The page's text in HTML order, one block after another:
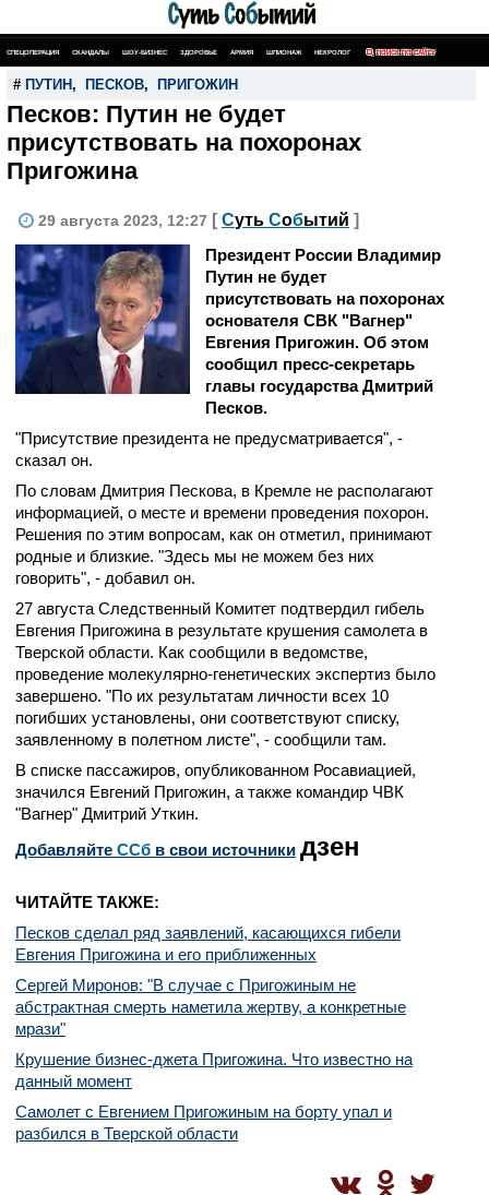
СПЕЦОПЕРАЦИЯ СКАНДАЛЫ ШОУ-БИЗНЕС ЗДОРОВЬЕ АРМИЯ ШПИОНАЖ НЕКРОЛОГ ПОИСК ПО САЙТУ
# ПУТИН , ПЕСКОВ, ПРИГОЖИН
Песков: Путин не будет
присутствовать на похоронах
Пригожина
29 августа 2023, 12:27 [ Суть Событий ]
Президент России Владимир
Путин не будет
присутствовать на похоронах
основателя СВК "Вагнер"
Евгения Пригожин. Об этом
сообщил пресс-секретарь
главы государства Дмитрий
Песков.
"Присутствие президента не предусматривается", -
сказал он.
По словам Дмитрия Пескова, в Кремле не располагают
информацией, о месте и времени проведения похорон.
Решения по этим вопросам, как он отметил, принимают
родные и близкие. "Здесь мы не можем без них
говорить", - добавил он.
27 августа Следственный Комитет подтвердил гибель
Евгения Пригожина в результате крушения самолета в
Тверской области. Как сообщили в ведомстве,
проведение молекулярно-генетических экспертиз было
завершено. "По их результатам личности всех 10
погибших установлены, они соответствуют списку,
заявленному в полетном листе", - сообщили там.
В списке пассажиров, опубликованном Росавиацией,
значился Евгений Пригожин, а также командир ЧВК
"Вагнер" Дмитрий Уткин.
Добавляйте CСб в свои источники дзен
ЧИТАЙТЕ ТАКЖЕ:
Песков сделал ряд заявлений, касающихся гибели
Евгения Пригожина и его приближенных
Сергей Миронов: "В случае с Пригожиным не
абстрактная смерть наметила жертву, а конкретные
мрази"
Крушение бизнес-джета Пригожина. Что известно на
данный момент
Самолет с Евгением Пригожиным на борту упал и
разбился в Тверской области